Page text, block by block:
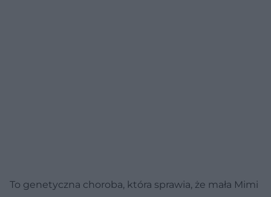
To genetyczna choroba, która sprawia, że mała Mimi